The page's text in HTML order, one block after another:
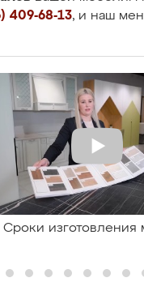
409-68-13, и наш
Сроки изготовления